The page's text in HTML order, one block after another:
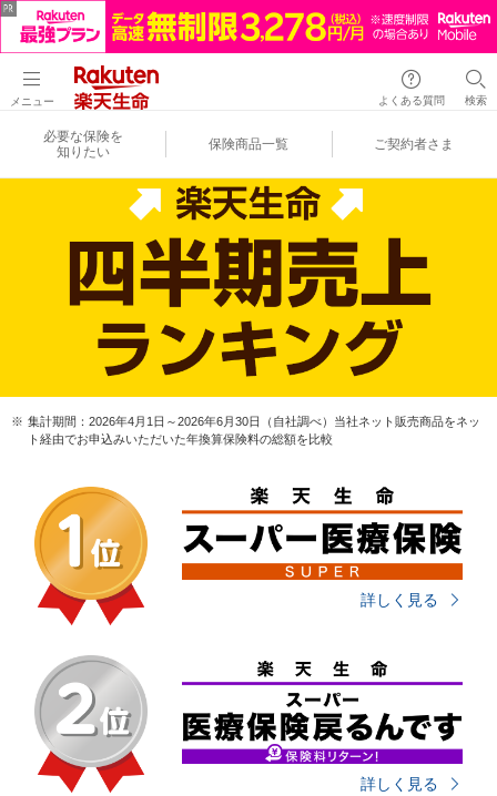
メニュー よくある質問 検索
必要な保険を
知りたい
保険商品一覧 ご契約者さま
集計期間：2026年4月1日～2026年6月30日（自社調べ）当社ネット販売商品をネッ
ト経由でお申込みいただいた年換算保険料の総額を比較
詳しく見る
詳しく見る